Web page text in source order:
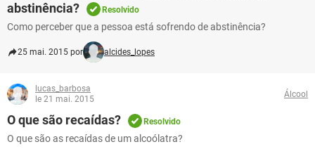
abstinência?
Resolvido
Como perceber que a pessoa está sofrendo de abstinência?
25 mai. 2015 por alcides_lopes
lucas_barbosa
le 21 mai. 2015
Álcool
O que são recaídas? Resolvido
O que são as recaídas de um alcoólatra?